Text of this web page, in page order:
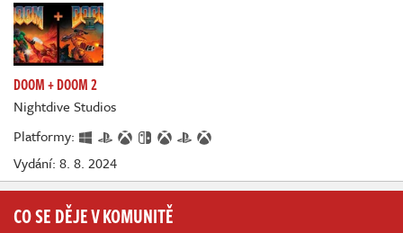
DOOM + DOOM 2
Nightdive Studios
Platformy:
Vydání: 8. 8. 2024
CO SE DĚJE V KOMUNITĚ